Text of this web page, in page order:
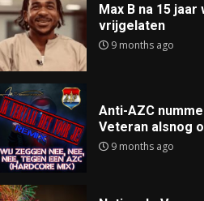
Max B na 15 jaar
vrijgelaten
9 months ago
Anti-AZC
Veteran alsnog
9 months ago